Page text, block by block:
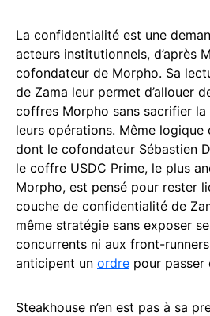
La confidentialité est une
acteurs institutionnels, d’après
cofondateur de Morpho. Sa
de Zama leur permet d’allouer
coffres Morpho sans sacrifier
leurs opérations. Même logique
dont le cofondateur Sébastien
le coffre USDC Prime, le plus
Morpho, est pensé pour rester
couche de confidentialité de
même stratégie sans exposer
concurrents ni aux front-
anticipent un ordre pour passer
Steakhouse n’en est pas à sa